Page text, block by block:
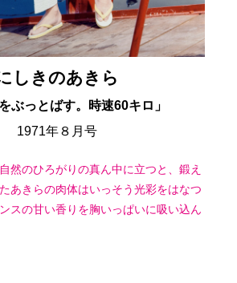
しきのあきら
ぶっとばす。時速60キロ」
1971年８月号
然のひろがりの真ん中に立つと、鍛え
あきらの肉体はいっそう光彩をはなつ
スの甘い香りを胸いっぱいに吸い込ん